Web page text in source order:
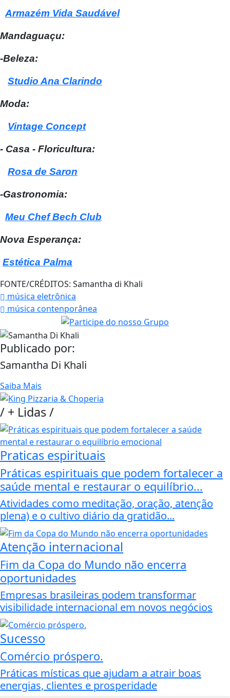
Armazém Vida Saudável
Mandaguaçu:
-Beleza:
Studio Ana Clarindo
Moda:
Vintage Concept
- Casa - Floricultura:
Rosa de Saron
-Gastronomia:
Meu Chef Bech Club
Nova Esperança:
Estética Palma
FONTE/CRÉDITOS: Samantha di Khali
música eletrônica
música contenporânea
Publicado por:
Samantha Di Khali
Saiba Mais
/ + Lidas/
Praticas espirituais
Práticas espirituais que podem fortalecer a
saúde mental e restaurar o equilíbrio...
Atividades como meditação, oração, atenção
plena) e o cultivo diário da gratidão...
Atenção internacional
Fim da Copa do Mundo não encerra
oportunidades
Empresas brasileiras podem transformar
visibilidade internacional em novos negócios
Sucesso
Comércio próspero.
Práticas místicas que ajudam a atrair boas
energias, clientes e prosperidade